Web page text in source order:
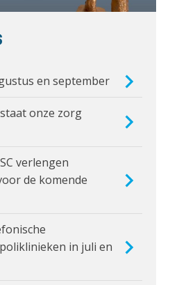
en september
onze zorg
verlengen
de komende
in juli en